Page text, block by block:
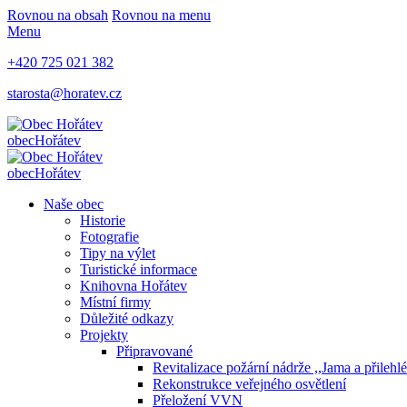
Rovnou na obsah Rovnou na menu
Menu
+420 725 021 382
starosta@horatev.cz
obecHořátev
obecHořátev
Naše obec
Historie
Fotografie
Tipy na výlet
Turistické informace
Knihovna Hořátev
Místní firmy
Důležité odkazy
Projekty
Připravované
Revitalizace požární nádrže ,,Jama a
Rekonstrukce veřejného osvětlení
Přeložení VVN